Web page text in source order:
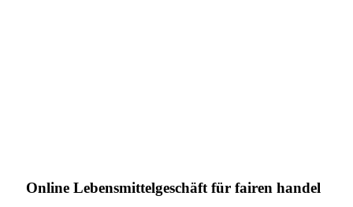
Online Lebensmittelgeschäft für fairen handel